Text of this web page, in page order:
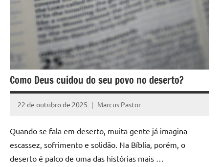
Como Deus cuidou do seu povo no deserto?
22 de outubro de 2025 Marcus Pastor
Nenhum
Quando se fala em deserto, muita gente já imagina
escassez, sofrimento e solidão. Na Bíblia, porém, o
deserto é palco de uma das histórias mais …